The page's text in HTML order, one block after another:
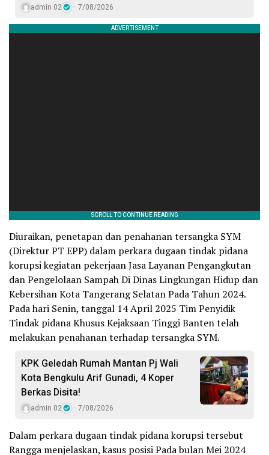
admin 02 7/08/2026
Diuraikan, penetapan dan penahanan tersangka SYM
(Direktur PT EPP) dalam perkara dugaan tindak pidana
korupsi kegiatan pekerjaan Jasa Layanan Pengangkutan
dan Pengelolaan Sampah Di Dinas Lingkungan Hidup dan
Kebersihan Kota Tangerang Selatan Pada Tahun 2024.
Pada hari Senin, tanggal 14 April 2025 Tim Penyidik
Tindak pidana Khusus Kejaksaan Tinggi Banten telah
melakukan penahanan terhadap tersangka SYM.
KPK Geledah Rumah Mantan Pj Wali
Kota Bengkulu Arif Gunadi, 4 Koper
Berkas Disita!
admin 02 7/08/2026
Dalam perkara dugaan tindak pidana korupsi tersebut
Rangga menjelaskan, kasus posisi Pada bulan Mei 2024